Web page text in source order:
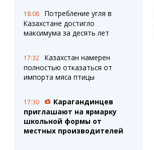
18:08
Потребление угля в
Казахстане достигло
максимума за десять лет
17:32
Казахстан намерен
полностью отказаться от
импорта мяса птицы
17:30
Карагандинцев
приглашают на ярмарку
школьной формы от
местных производителей